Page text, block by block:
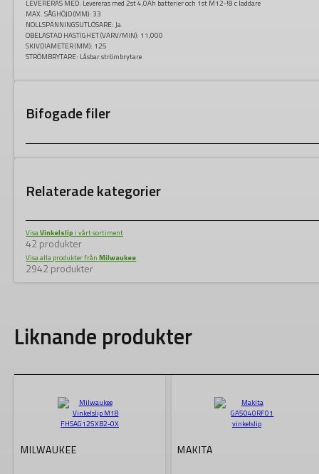
LEVERERAS MED: Levereras med 2st 4,0Ah batterier och 1st M12-!8 c laddare
MAX. SÅGHÖJD (MM): 33
NOLLSPÄNNINGSUTLÖSARE: Ja
OBELASTAD HASTIGHET (VARV/MIN): 11,000
SKIVDIAMETER (MM): 125
STRÖMBRYTARE: Låsbar strömbrytare
Bifogade filer
Relaterade kategorier
VisaVinkelslip i vårt sortiment
42 produkter
Visa alla produkter frånMilwaukee
2942 produkter
Liknande produkter
MILWAUKEE MAKITA